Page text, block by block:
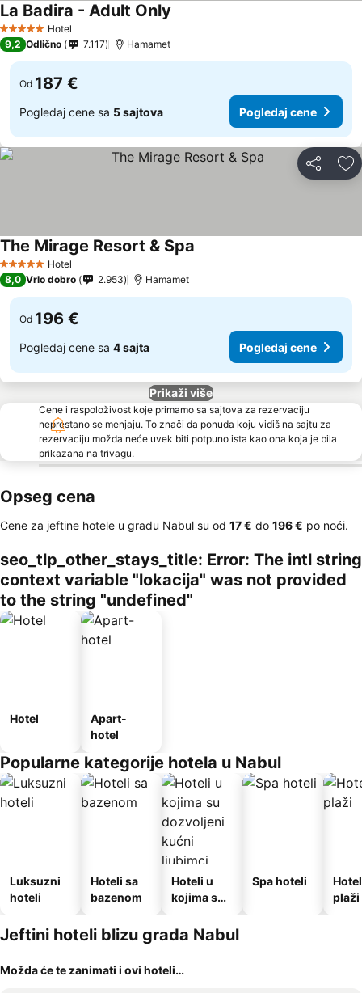
5 ZvezdiceHotel
La Badira - Adult Only
9,2 Odlično 7.117 Hamamet
Od 187 €
Pogledaj cene sa 5 sajtova Pogledaj cene
Deli
5 ZvezdiceHotel
The Mirage Resort & Spa
8,0 Vrlo dobro 2.953 Hamamet
Od 196 €
Pogledaj cene sa 4 sajta Pogledaj cene
Prikaži više
Cene i raspoloživost koje primamo sa sajtova za rezervaciju
neprestano se menjaju. To znači da ponuda koju vidiš na sajtu za
rezervaciju možda neće uvek biti potpuno ista kao ona koja je bila
prikazana na trivagu.
Opseg cena
Cene za jeftine hotele u gradu Nabul su od ‎17 € do ‎196 € po noći.
seo_tlp_other_stays_title: Error: The intl string
context variable "lokacija" was not provided
to the string "undefined"
Hotel
Apart-
hotel
Popularne kategorije hotela u Nabul
Luksuzni
hoteli
Hoteli sa
bazenom
Hoteli u
kojima su
kućni
ljubimci
Spa hoteli
plaži
Jeftini hoteli blizu grada Nabul
Možda će te zanimati i ovi hoteli…